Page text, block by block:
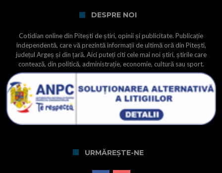
DESPRE NOI
Cotidian online din Pitești de știri, opinii și publicitate. Publicație
independentă, care vă prezintă informații de ultimă oră din Pitești,
județul Argeș și din țară. Aici puteți citi cele mai noi știri, știrile care
contează, din politică, administrație, economie, cultură sau sport.
URMĂREȘTE-NE